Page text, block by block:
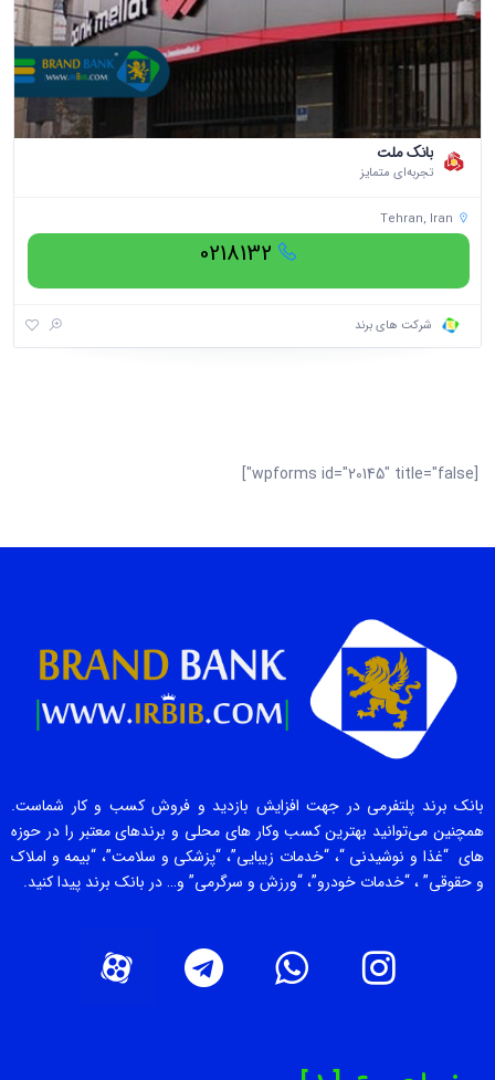
بانک ملت
تجربه‌ای متمایز
Tehran, Iran
0218132
شرکت های برند
[wpforms id="20145" title="false"]
بانک برند پلتفرمی در جهت افزایش بازدید و فروش کسب و کار شماست.
همچنین می‌توانید بهترین کسب وکار های محلی و برندهای معتبر را در حوزه
های “غذا و نوشیدنی “، “خدمات زیبایی”، “پزشکی و سلامت”، “بیمه و املاک
و حقوقی” ، “خدمات خودرو”، “ورزش و سرگرمی” و… در بانک برند پیدا کنید.